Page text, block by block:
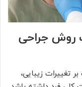
روش جراحی
زیبایی،